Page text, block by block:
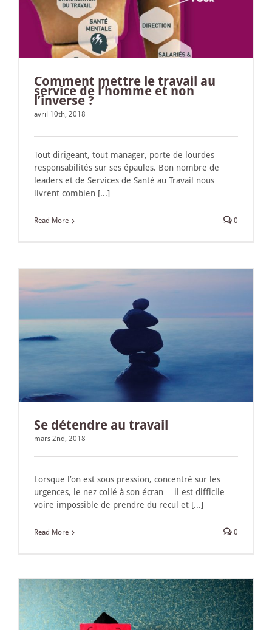
Comment mettre le travail au
service de l’homme et non
l’inverse ?
avril 10th, 2018
Tout dirigeant, tout manager, porte de lourdes
responsabilités sur ses épaules. Bon nombre de
leaders et de Services de Santé au Travail nous
livrent combien [...]
Read More 0
Se détendre au travail
mars 2nd, 2018
Lorsque l’on est sous pression, concentré sur les
urgences, le nez collé à son écran… il est difficile
voire impossible de prendre du recul et [...]
Read More 0